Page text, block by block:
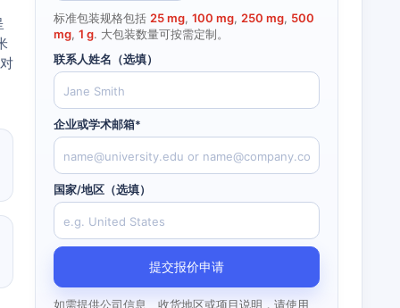
标准包装规格包括 25 mg, 100 mg, 250 mg, 500
mg, 1 g. 大包装数量可按需定制。
联系人姓名（选填）
企业或学术邮箱*
国家/地区（选填）
提交报价申请
如需提供公司信息、收货地区或项目说明，请使用